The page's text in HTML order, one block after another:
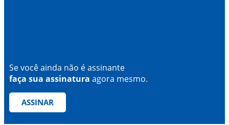
Se você ainda não é assinante
faça sua assinatura agora mesmo.
ASSINAR